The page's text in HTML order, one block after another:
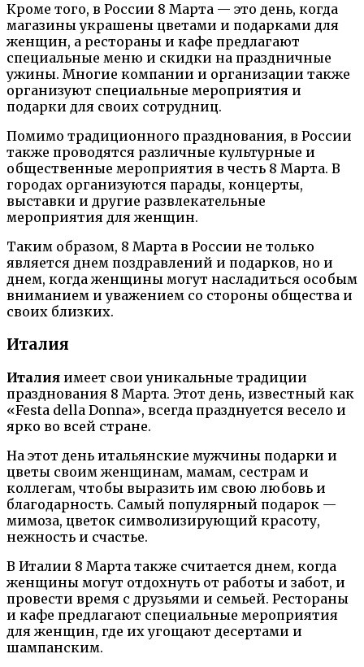
Кроме того, в России 8 Марта — это день, когда
магазины украшены цветами и подарками для
женщин, а рестораны и кафе предлагают
специальные меню и скидки на праздничные
ужины. Многие компании и организации также
организуют специальные мероприятия и
подарки для своих сотрудниц.
Помимо традиционного празднования, в России
также проводятся различные культурные и
общественные мероприятия в честь 8 Марта. В
городах организуются парады, концерты,
выставки и другие развлекательные
мероприятия для женщин.
Таким образом, 8 Марта в России не только
является днем поздравлений и подарков, но и
днем, когда женщины могут насладиться особым
вниманием и уважением со стороны общества и
своих близких.
Италия
Италия имеет свои уникальные традиции
празднования 8 Марта. Этот день, известный как
«Festa della Donna», всегда празднуется весело и
ярко во всей стране.
На этот день итальянские мужчины подарки и
цветы своим женщинам, мамам, сестрам и
коллегам, чтобы выразить им свою любовь и
благодарность. Самый популярный подарок —
мимоза, цветок символизирующий красоту,
нежность и счастье.
В Италии 8 Марта также считается днем, когда
женщины могут отдохнуть от работы и забот, и
провести время с друзьями и семьей. Рестораны
и кафе предлагают специальные мероприятия
для женщин, где их угощают десертами и
шампанским.